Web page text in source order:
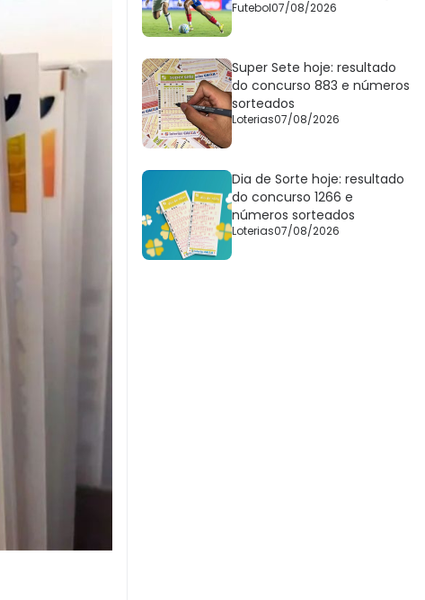
Futebol07/08/2026
Super Sete hoje: resultado
do concurso 883 e números
sorteados
Loterias07/08/2026
Dia de Sorte hoje: resultado
do concurso 1266 e
números sorteados
Loterias07/08/2026